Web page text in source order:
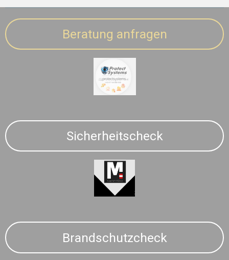
Beratung anfragen
Sicherheitscheck
Brandschutzcheck